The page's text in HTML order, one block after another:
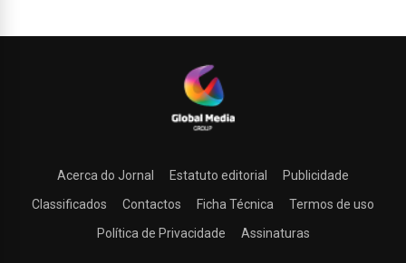
Acerca do Jornal Estatuto editorial
Publicidade
Classificados
Contactos Ficha Técnica
Termos de uso
Política de Privacidade
Assinaturas